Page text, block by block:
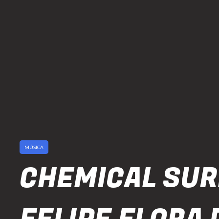
MÚSICA
CHEMICAL